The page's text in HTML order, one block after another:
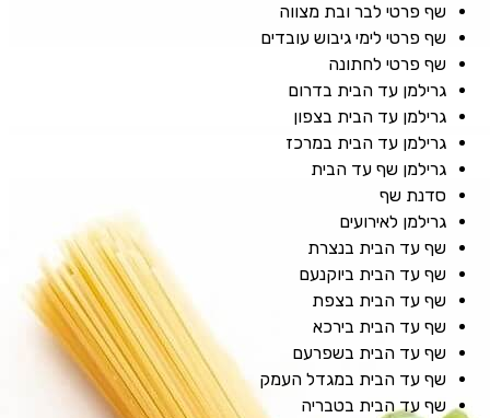
שף פרטי לבר ובת מצווה
שף פרטי לימי גיבוש עובדים
שף פרטי לחתונה
גרילמן עד הבית בדרום
גרילמן עד הבית בצפון
גרילמן עד הבית במרכז
גרילמן שף עד הבית
סדנת שף
גרילמן לאירועים
שף עד הבית בנצרת
שף עד הבית ביוקנעם
שף עד הבית בצפת
שף עד הבית בירכא
שף עד הבית בשפרעם
שף עד הבית במגדל העמק
שף עד הבית בטבריה